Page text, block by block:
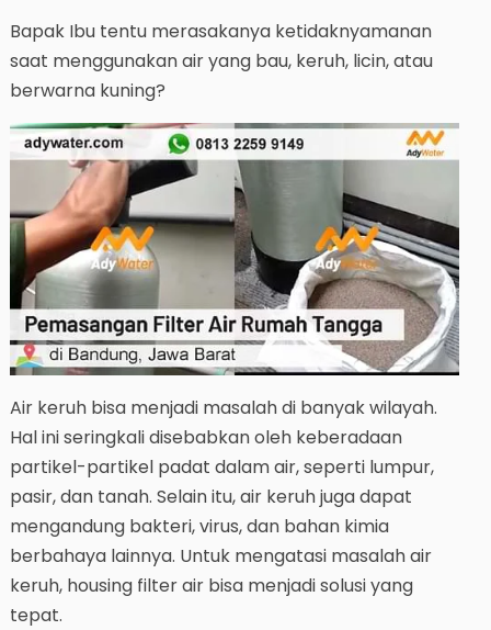
Bapak Ibu tentu merasakanya ketidaknyamanan
saat menggunakan air yang bau, keruh, licin, atau
berwarna kuning?
Air keruh bisa menjadi masalah di banyak wilayah.
Hal ini seringkali disebabkan oleh keberadaan
partikel-partikel padat dalam air, seperti lumpur,
pasir, dan tanah. Selain itu, air keruh juga dapat
mengandung bakteri, virus, dan bahan kimia
berbahaya lainnya. Untuk mengatasi masalah air
keruh, housing filter air bisa menjadi solusi yang
tepat.